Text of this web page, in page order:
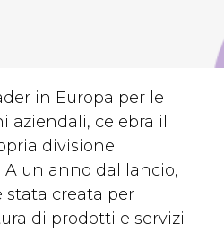
in Europa per le
aziendali, celebra il
divisione
A un anno dal lancio,
stata creata per
di prodotti e servizi